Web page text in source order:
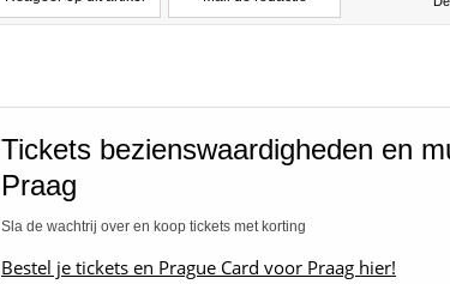
Tickets bezienswaardigheden en
Praag
Sla de wachtrij over en koop tickets met korting
Bestel je tickets en Prague Card voor Praag hier!